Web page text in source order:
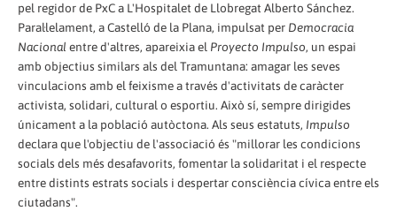
pel regidor de PxC a L'Hospitalet de Llobregat Alberto Sánchez.
Paral·lelament, a Castelló de la Plana, impulsat per Democracia
Nacional entre d'altres, apareixia el Proyecto Impulso, un espai
amb objectius similars als del Tramuntana: amagar les seves
vinculacions amb el feixisme a través d'activitats de caràcter
activista, solidari, cultural o esportiu. Això sí, sempre dirigides
únicament a la població autòctona. Als seus estatuts, Impulso
declara que l'objectiu de l'associació és "millorar les condicions
socials dels més desafavorits, fomentar la solidaritat i el respecte
entre distints estrats socials i despertar consciència cívica entre els
ciutadans".